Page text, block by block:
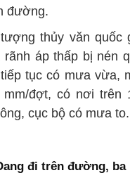
đường.
thủy văn
áp thấp bị nén
tục có mưa vừa,
đợt, có nơi trên
cục bộ có mưa to.
đi trên đường,